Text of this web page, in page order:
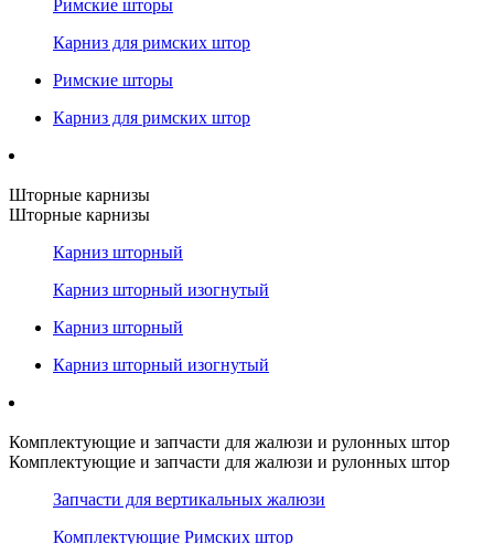
Римские шторы
Карниз для римских штор
Римские шторы
Карниз для римских штор
Шторные карнизы
Шторные карнизы
Карниз шторный
Карниз шторный изогнутый
Карниз шторный
Карниз шторный изогнутый
Комплектующие и запчасти для жалюзи и рулонных штор
Комплектующие и запчасти для жалюзи и рулонных штор
Запчасти для вертикальных жалюзи
Комплектующие Римских штор